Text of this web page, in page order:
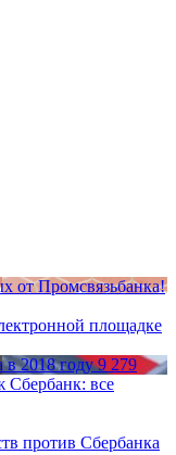
от Промсвязьбанка!
площадке
в 2018 году9 279
все
против Сбербанка